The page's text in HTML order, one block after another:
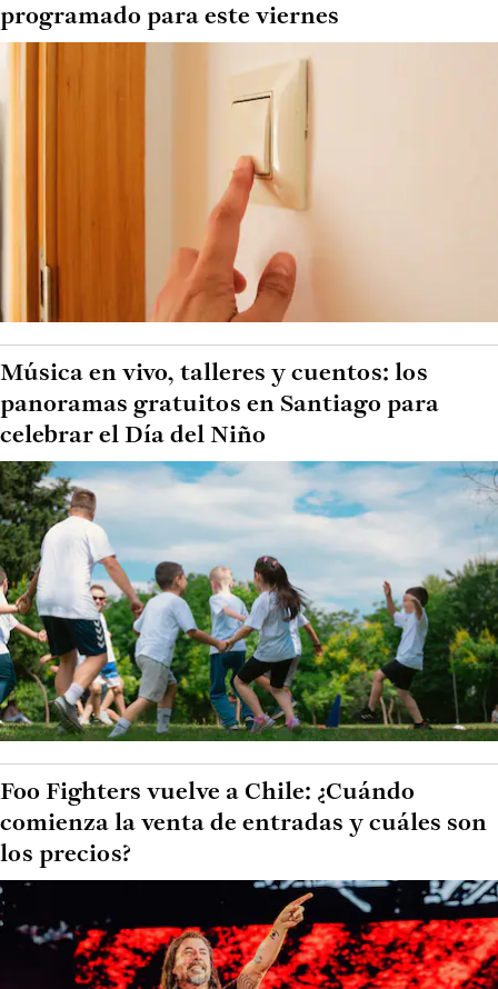
programado para este viernes
Música en vivo, talleres y cuentos: los
panoramas gratuitos en Santiago para
celebrar el Día del Niño
Foo Fighters vuelve a Chile: ¿Cuándo
comienza la venta de entradas y cuáles son
los precios?